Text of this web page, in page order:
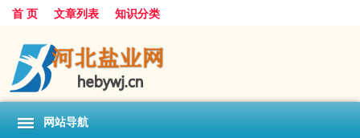
首 页 文章列表 知识分类
网站导航